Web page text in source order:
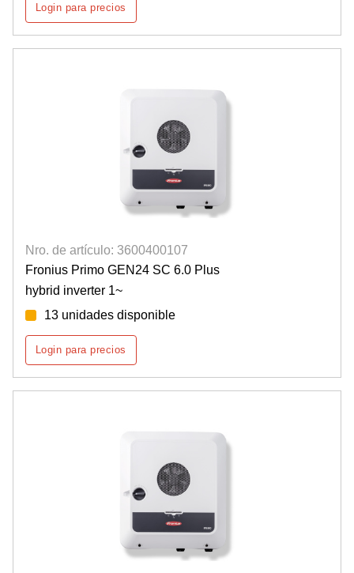
Login para precios
Nro. de artículo: 3600400107
Fronius Primo GEN24 SC 6.0 Plus
hybrid inverter 1~
13 unidades disponible
Login para precios